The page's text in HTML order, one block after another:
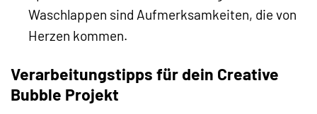
Waschlappen sind Aufmerksamkeiten, die von
Herzen kommen.
Verarbeitungstipps für dein Creative
Bubble Projekt